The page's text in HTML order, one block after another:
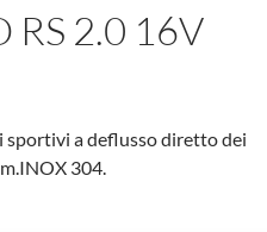
RS 2.0 16V
a deflusso diretto dei
304.